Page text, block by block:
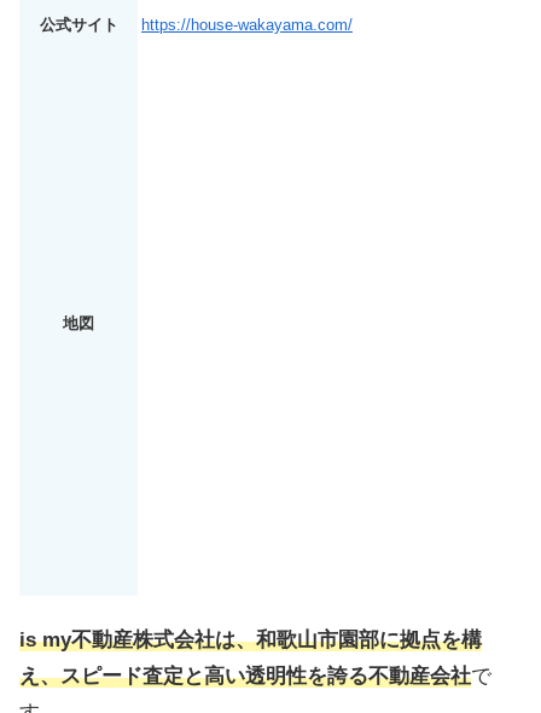
公式サイト https://house-wakayama.com/
地図
is my不動産株式会社は、和歌山市園部に拠点を構
え、スピード査定と高い透明性を誇る不動産会社で